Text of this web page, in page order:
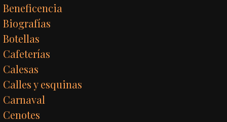
Beneficencia
Biografías
Botellas
Cafeterías
Calesas
Calles y esquinas
Carnaval
Cenotes